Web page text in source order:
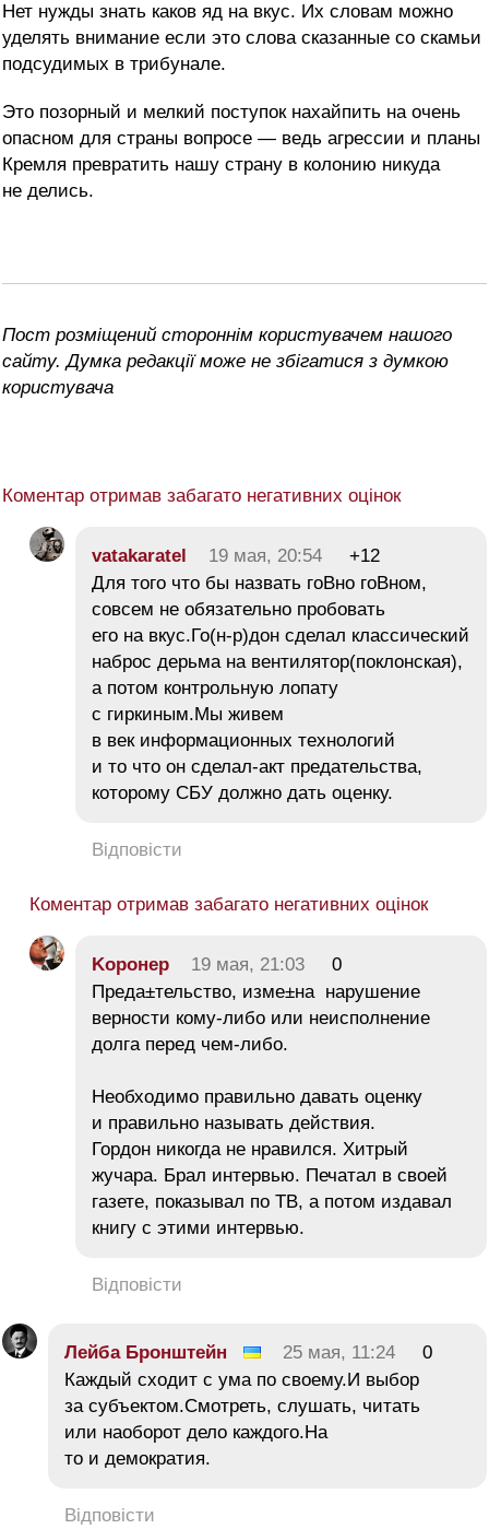
Нет нужды знать каков яд на вкус. Их словам можно
уделять внимание если это слова сказанные со скамьи
подсудимых в трибунале.
Это позорный и мелкий поступок нахайпить на очень
опасном для страны вопросе — ведь агрессии и планы
Кремля превратить нашу страну в колонию никуда
не делись.
Пост розміщений стороннім користувачем нашого
сайту. Думка редакції може не збігатися з думкою
користувача
Коментар отримав забагато негативних оцінок
vatakaratel 19 мая, 20:54
+12
Для того что бы назвать гоВно гоВном,
совсем не обязательно пробовать
его на вкус.Го(н-р)дон сделал классический
наброс дерьма на вентилятор(поклонская),
а потом контрольную лопату
с гиркиным.Мы живем
в век информационных технологий
и то что он сделал-акт предательства,
которому СБУ должно дать оценку.
Відповісти
Коментар отримав забагато негативних оцінок
Koронер 19 мая, 21:03
0
Преда±тельство, изме±на нарушение
верности кому-либо или неисполнение
долга перед чем-либо.
Необходимо правильно давать оценку
и правильно называть действия.
Гордон никогда не нравился. Хитрый
жучара. Брал интервью. Печатал в своей
газете, показывал по ТВ, а потом издавал
книгу с этими интервью.
Відповісти
Лейба Бронштейн 25 мая, 11:24
0
Каждый сходит с ума по своему.И выбор
за субъектом.Смотреть, слушать, читать
или наоборот дело каждого.На
то и демократия.
Відповісти